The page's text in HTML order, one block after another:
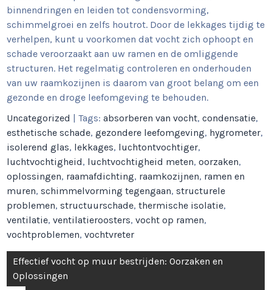
binnendringen en leiden tot condensvorming,
schimmelgroei en zelfs houtrot. Door de lekkages tijdig te
verhelpen, kunt u voorkomen dat vocht zich ophoopt en
schade veroorzaakt aan uw ramen en de omliggende
structuren. Het regelmatig controleren en onderhouden
van uw raamkozijnen is daarom van groot belang om een
gezonde en droge leefomgeving te behouden.
Uncategorized | Tags:absorberen van vocht,condensatie,
esthetische schade,gezondere leefomgeving, hygrometer,
isolerend glas, lekkages, luchtontvochtiger,
luchtvochtigheid, luchtvochtigheid meten,oorzaken,
oplossingen, raamafdichting, raamkozijnen, ramen en
muren,schimmelvorming tegengaan,structurele
problemen,structuurschade,thermische isolatie,
ventilatie,ventilatieroosters,vocht op ramen,
vochtproblemen,vochtvreter
Berichtnavigatie
Effectief vocht op muur bestrijden: Oorzaken en
Oplossingen